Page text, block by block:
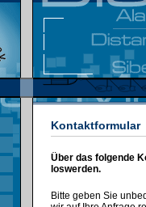
Kontaktformular
Über das folgende
loswerden.
Bitte geben Sie